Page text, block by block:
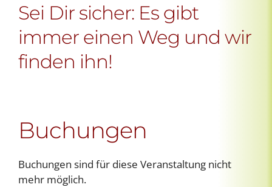
Sei Dir sicher: Es gibt
immer einen Weg und wir
finden ihn!
Buchungen
Buchungen sind für diese Veranstaltung nicht
mehr möglich.